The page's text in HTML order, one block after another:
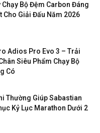
Chạy Bộ Đệm Carbon Đáng
Cho Giải Đấu Năm 2026
Adios Pro Evo 3 – Trải
Siêu Phẩm Chạy Bộ
Có
Thường Giúp Sabastian
Kỷ Lục Marathon Dưới 2